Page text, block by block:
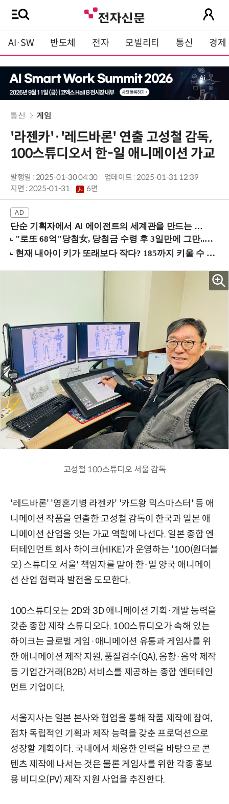
AI·SW 반도체 전자 모빌리티 통신 경제
통신 게임
'라젠카'·'레드바론' 연출 고성철 감독,
100스튜디오서 한-일 애니메이션 가교
발행일 : 2025-01-30 04:30
업데이트 : 2025-01-31 12:39
지면 :2025-01-31 6면
단순 기획자에서 AI 에이전트의 세계관을 만드는 지식 설계자로.. (8/20 강남역)
고성철 100스튜디오 서울 감독
'레드바론' '영혼기병 라젠카' '카드왕 믹스마스터' 등 애
니메이션 작품을 연출한 고성철 감독이 한국과 일본 애
니메이션 산업을 잇는 가교 역할에 나선다. 일본 종합 엔
터테인먼트 회사 하이크(HIKE)가 운영하는 '100(원더블
오) 스튜디오 서울' 책임자를 맡아 한·일 양국 애니메이
션 산업 협력과 발전을 도모한다.
100스튜디오는 2D와 3D 애니메이션 기획·개발 능력을
갖춘 종합 제작 스튜디오다. 100스튜디오가 속해 있는
하이크는 글로벌 게임·애니메이션 유통과 게임사를 위
한 애니메이션 제작 지원, 품질검수(QA), 음향·음악 제작
등 기업간거래(B2B) 서비스를 제공하는 종합 엔터테인
먼트 기업이다.
서울지사는 일본 본사와 협업을 통해 작품 제작에 참여,
점차 독립적인 기획과 제작 능력을 갖춘 프로덕션으로
성장할 계획이다. 국내에서 채용한 인력을 바탕으로 콘
텐츠 제작에 나서는 것은 물론 게임사를 위한 각종 홍보
용 비디오(PV) 제작 지원 사업을 추진한다.